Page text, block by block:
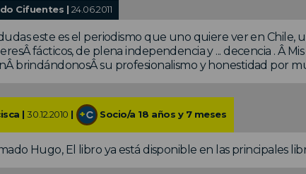
Cifuentes | 24.06.2011
este es el periodismo que uno quiere ver en
fácticos, de plena independencia y ... decencia . Â
brindándonosÂ su profesionalismo y honestidad por
|30.12.2010 | Socio/a 18 años y 7 meses
Hugo, El libro ya está disponible en las principales